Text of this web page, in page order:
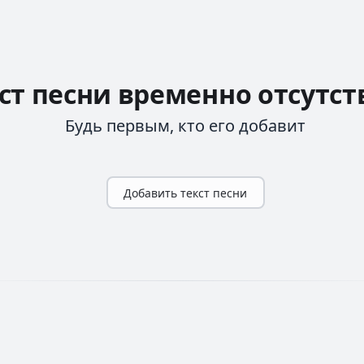
песни временно
Будь первым, кто его добавит
Добавить текст песни